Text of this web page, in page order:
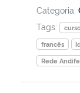
Categoria:
Tags:
francês
Rede